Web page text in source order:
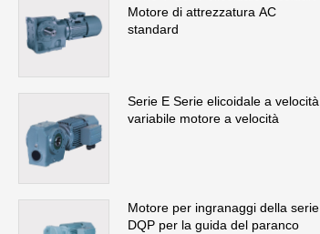
Motore di attrezzatura AC
standard
Serie E Serie elicoidale a velocità
variabile motore a velocità
Motore per ingranaggi della serie
DQP per la guida del paranco